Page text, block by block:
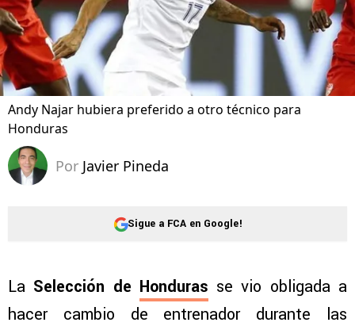
Andy Najar hubiera preferido a otro técnico para
Honduras
Por Javier Pineda
Sigue a FCA en Google!
La Selección de Honduras se vio obligada a
hacer cambio de entrenador durante las